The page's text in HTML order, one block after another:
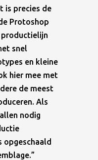
is precies de
Protoshop
productielijn
snel
en kleine
hier mee met
de meest
Als
nodig
opgeschaald